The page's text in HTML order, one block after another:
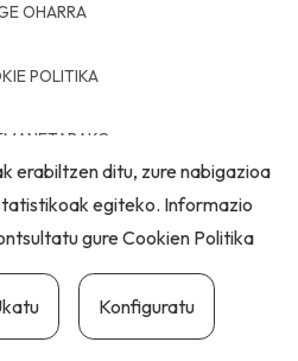
OHARRA
POLITIKA
erabiltzen ditu, zure nabigazioa
egiteko. Informazio
gureCookien Politika
Konfiguratu